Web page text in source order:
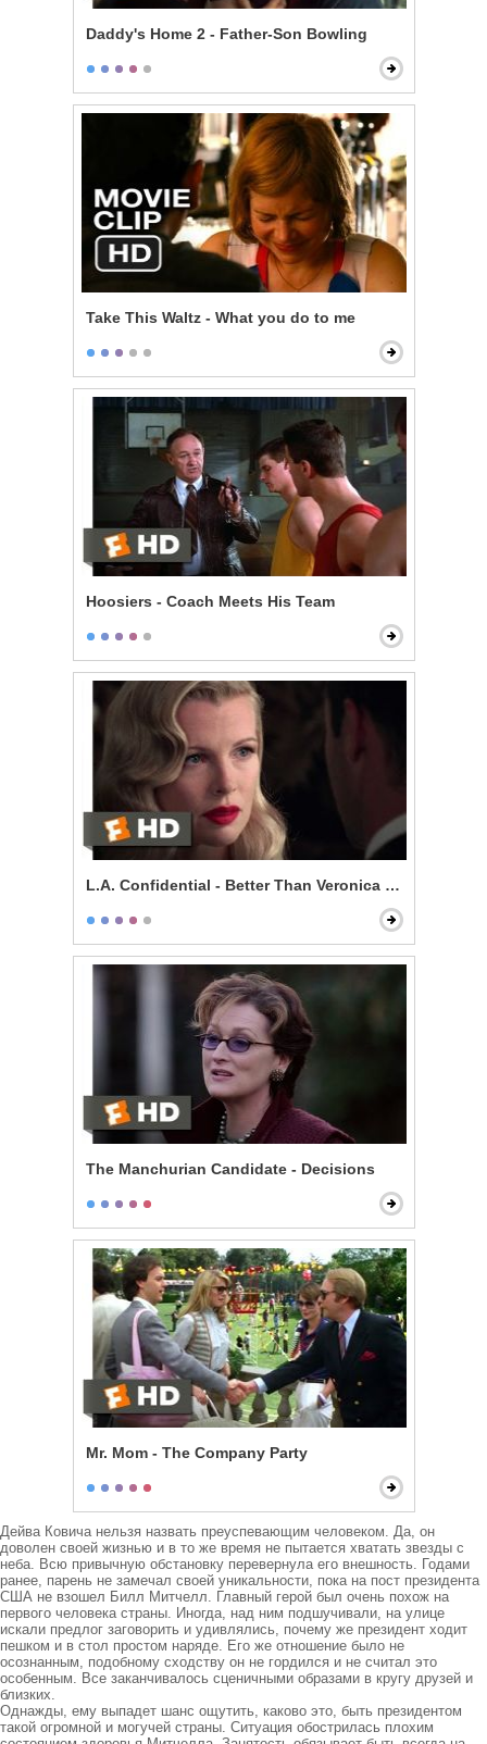
Daddy's Home 2 - Father-Son Bowling
Take This Waltz - What you do to me
Hoosiers - Coach Meets His Team
L.A. Confidential - Better Than Veronica Lake
The Manchurian Candidate - Decisions
Mr. Mom - The Company Party
Дейва Ковича нельзя назвать преуспевающим человеком. Да, он
доволен своей жизнью и в то же время не пытается хватать звезды с
неба. Всю привычную обстановку перевернула его внешность. Годами
ранее, парень не замечал своей уникальности, пока на пост президента
США не взошел Билл Митчелл. Главный герой был очень похож на
первого человека страны. Иногда, над ним подшучивали, на улице
искали предлог заговорить и удивлялись, почему же президент ходит
пешком и в стол простом наряде. Его же отношение было не
осознанным, подобному сходству он не гордился и не считал это
особенным. Все заканчивалось сценичными образами в кругу друзей и
близких.
Однажды, ему выпадет шанс ощутить, каково это, быть президентом
такой огромной и могучей страны. Ситуация обострилась плохим